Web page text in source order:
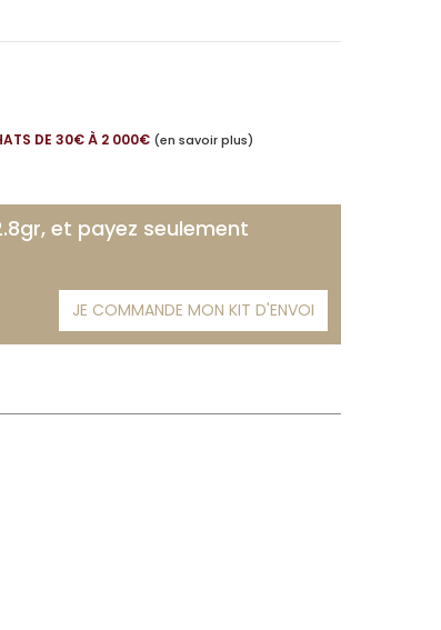
DE 30€ À 2 000€ (en savoir plus)
et payez seulement
JE COMMANDE MON KIT D'ENVOI